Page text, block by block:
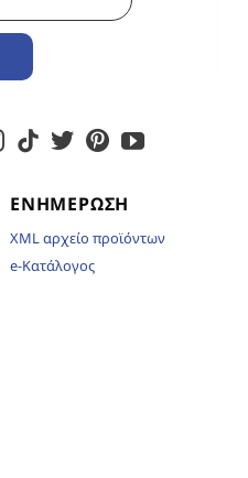
ΕΝΗΜΈΡΩΣΗ
XML αρχείο προϊόντων
e-Κατάλογος